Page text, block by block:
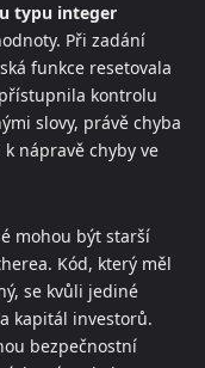
typu integer
Při zadání
funkce resetovala
kontrolu
slovy, právě chyba
nápravě chyby ve
mohou být starší
Kód, který měl
se kvůli jediné
kapitál investorů.
bezpečnostní